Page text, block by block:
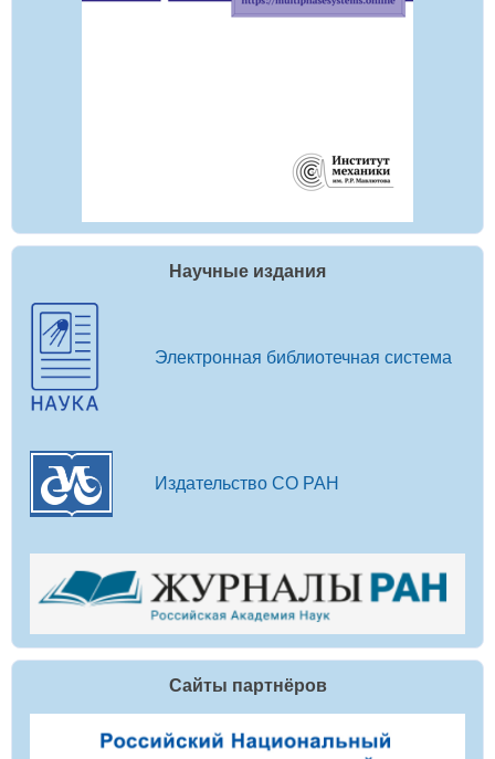
Научные издания
Электронная библиотечная система
Издательство СО РАН
Сайты партнёров